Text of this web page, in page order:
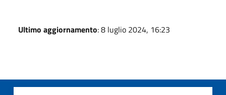
Ultimo aggiornamento: 8 luglio 2024, 16:23